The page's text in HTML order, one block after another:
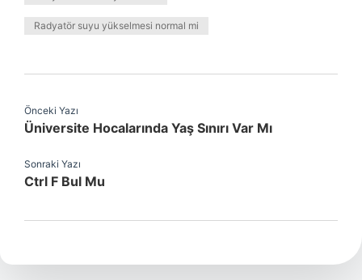
Radyatör suyu yükselmesi normal mi
Önceki Yazı
Üniversite Hocalarında Yaş Sınırı Var Mı
Sonraki Yazı
Ctrl F Bul Mu